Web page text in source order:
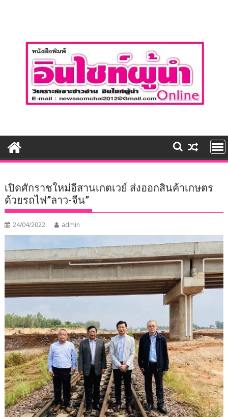
เปิดศักราชใหม่อีสานเกตเวย์ ส่งออกสินค้าเกษตร
ด้วยรถไฟ”ลาว-จีน”
24/04/2022 admin